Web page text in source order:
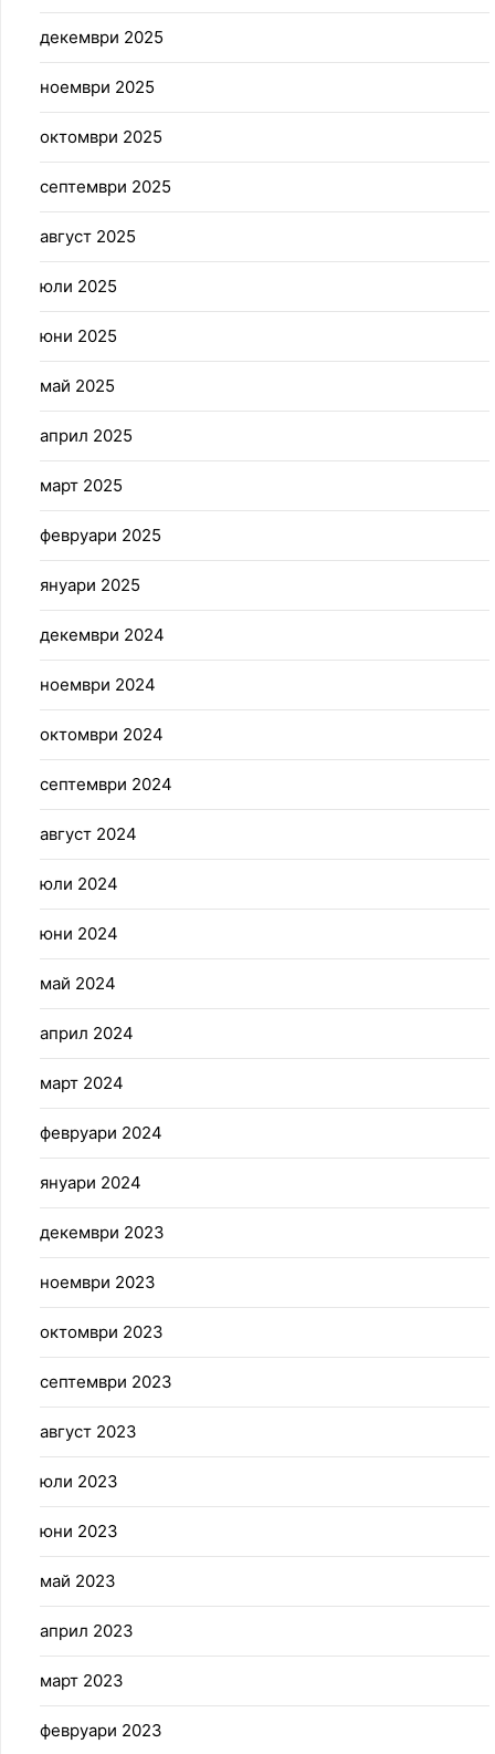
декември 2025
ноември 2025
октомври 2025
септември 2025
август 2025
юли 2025
юни 2025
май 2025
април 2025
март 2025
февруари 2025
януари 2025
декември 2024
ноември 2024
октомври 2024
септември 2024
август 2024
юли 2024
юни 2024
май 2024
април 2024
март 2024
февруари 2024
януари 2024
декември 2023
ноември 2023
октомври 2023
септември 2023
август 2023
юли 2023
юни 2023
май 2023
април 2023
март 2023
февруари 2023